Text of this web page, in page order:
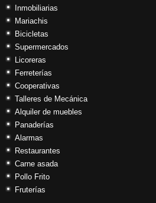
Inmobiliarias
Mariachis
Bicicletas
Supermercados
Licoreras
Ferreterías
Cooperativas
Talleres de Mecánica
Alquiler de muebles
Panaderías
Alarmas
Restaurantes
Carne asada
Pollo Frito
Fruterías